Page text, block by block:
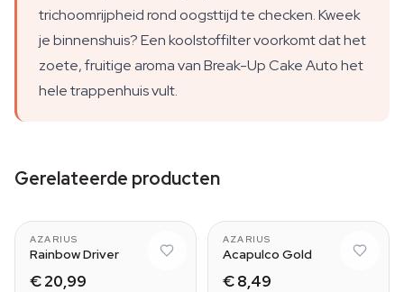
trichoomrijpheid rond oogsttijd te checken. Kweek
je binnenshuis? Een koolstoffilter voorkomt dat het
zoete, fruitige aroma van Break-Up Cake Auto het
hele trappenhuis vult.
Gerelateerde producten
AZARIUS
Rainbow Driver
€ 20,99
AZARIUS
Acapulco Gold
€ 8,49